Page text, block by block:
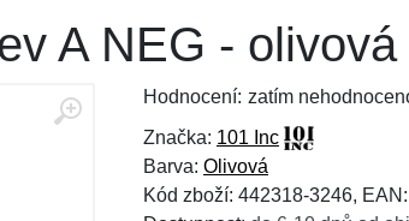
A NEG - olivová
Hodnocení: zatím
Značka: 101 Inc
Barva: Olivová
Kód zboží: 442318-3246,